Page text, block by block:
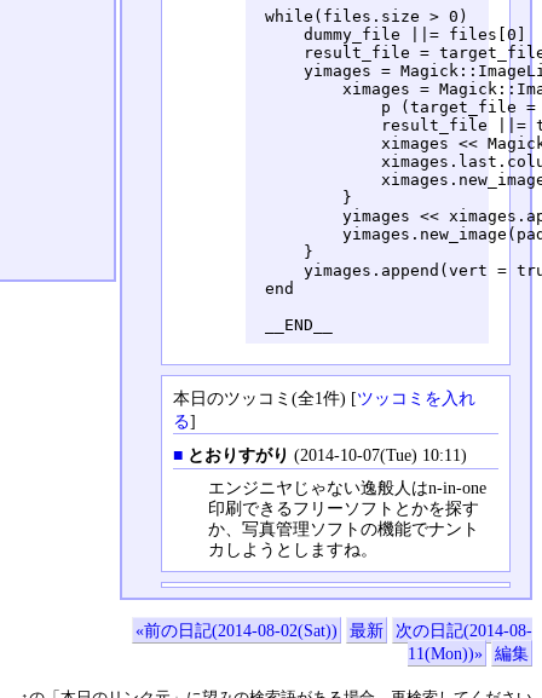
while(files.size > 0)
     dummy_file ||= files[0]
result_file =
yimages =
ximages =
p (target_file
result_file ||=
ximages <<
         }
yimages <<
     }
yimages.append(vert =
end
__END__
本日のツッコミ(全1件) [ツッコミを入れ
る]
■ とおりすがり (2014-10-07(Tue) 10:11)
エンジニヤじゃない逸般人はn-in-one
印刷できるフリーソフトとかを探す
か、写真管理ソフトの機能でナント
カしようとしますね。
«前の日記(2014-08-02(Sat)) 最新
次の日記(2014-08-
11(Mon))»
編集